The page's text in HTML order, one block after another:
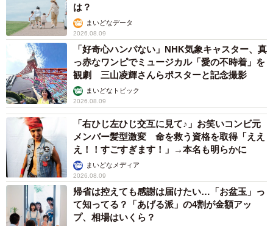
は？
まいどなデータ
2026.08.09
「好奇心ハンパない」NHK気象キャスター、真
っ赤なワンピでミュージカル「愛の不時着」を
観劇 三山凌輝さんらポスターと記念撮影
まいどなトピック
2026.08.09
「右ひじ左ひじ交互に見て♪」お笑いコンビ元
メンバー髪型激変 命を救う資格を取得「ええ
え！！すごすぎます！」→本名も明らかに
まいどなメディア
2026.08.09
帰省は控えても感謝は届けたい…「お盆玉」っ
て知ってる？「あげる派」の4割が金額アッ
プ、相場はいくら？